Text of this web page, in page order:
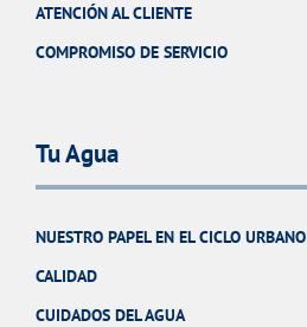
ATENCIÓN AL CLIENTE
COMPROMISO DE SERVICIO
Tu Agua
NUESTRO PAPEL EN EL CICLO URBANO
CALIDAD
CUIDADOS DEL AGUA